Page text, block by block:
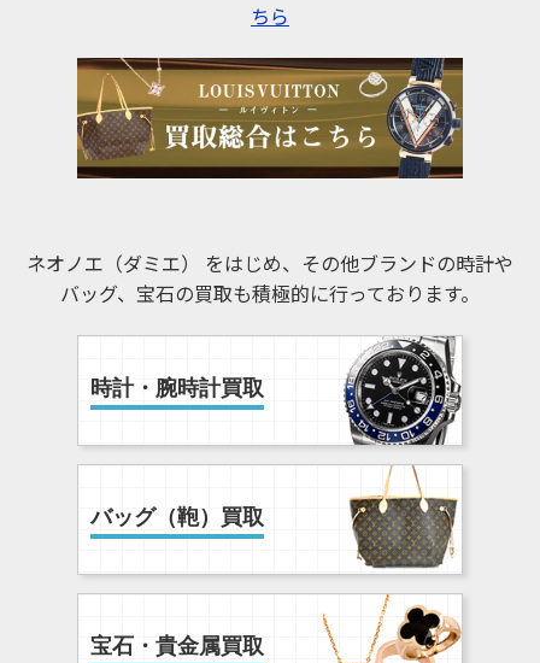
ちら
ネオノエ（ダミエ） をはじめ、その他ブランドの時計や
バッグ、宝石の買取も積極的に行っております。
時計・腕時計買取
バッグ（鞄）買取
宝石・貴金属買取